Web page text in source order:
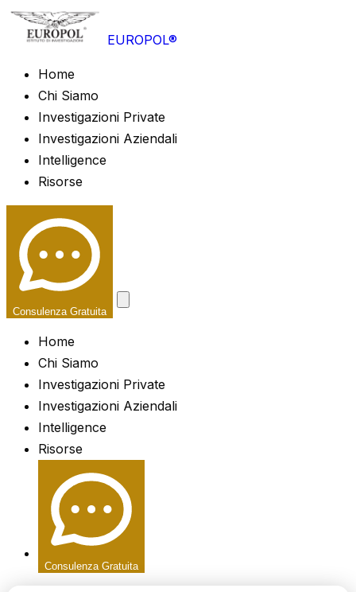
EUROPOL®
Home
Chi Siamo
Investigazioni Private
Investigazioni Aziendali
Intelligence
Risorse
Consulenza Gratuita
Home
Chi Siamo
Investigazioni Private
Investigazioni Aziendali
Intelligence
Risorse
Consulenza Gratuita